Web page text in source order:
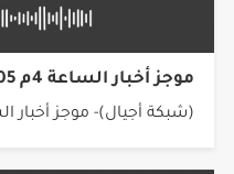
موجز أخبار الساعة 4م 2026/08/05
(شبكة أجيال)- موجز أخبار الساعة 4م